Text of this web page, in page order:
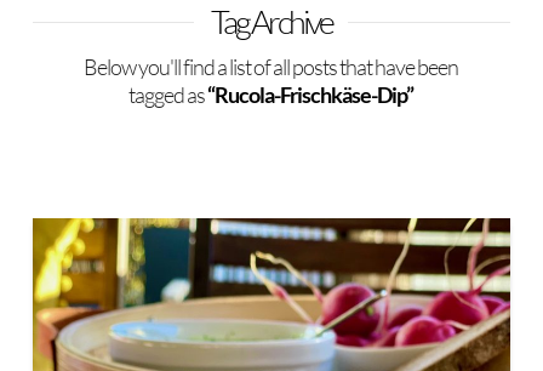
Tag Archive
Below you'll find a list of all posts that have been
tagged as“Rucola-Frischkäse-Dip”